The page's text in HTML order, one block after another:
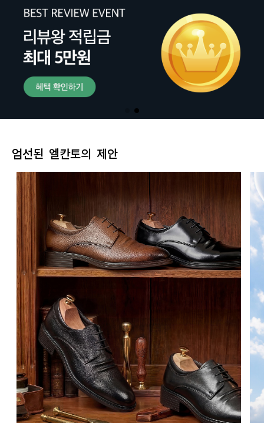
엄선된 엘칸토의 제안